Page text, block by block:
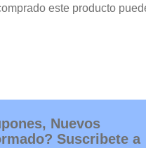
este producto
Nuevos
Suscribete a